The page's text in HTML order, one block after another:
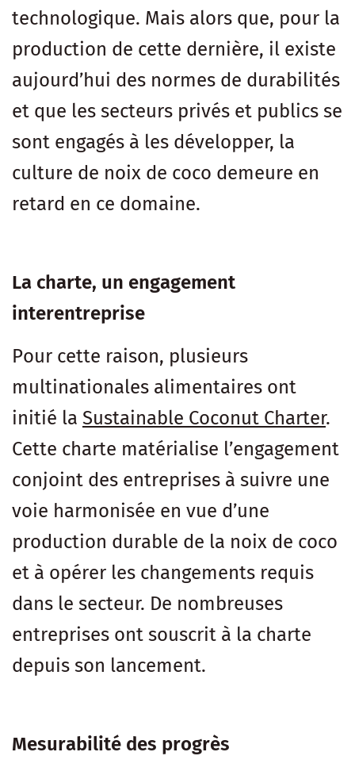
technologique. Mais alors que, pour la
production de cette dernière, il existe
aujourd’hui des normes de durabilités
et que les secteurs privés et publics se
sont engagés à les développer, la
culture de noix de coco demeure en
retard en ce domaine.
La charte, un engagement
interentreprise
Pour cette raison, plusieurs
multinationales alimentaires ont
initié la Sustainable Coconut Charter.
Cette charte matérialise l’engagement
conjoint des entreprises à suivre une
voie harmonisée en vue d’une
production durable de la noix de coco
et à opérer les changements requis
dans le secteur. De nombreuses
entreprises ont souscrit à la charte
depuis son lancement.
Mesurabilité des progrès